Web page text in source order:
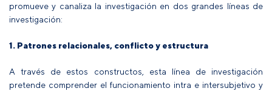
promueve y canaliza la investigación en dos grandes líneas de
investigación:
1. Patrones relacionales, conflicto y estructura
A través de estos constructos, esta línea de investigación
pretende comprender el funcionamiento intra e intersubjetivo y